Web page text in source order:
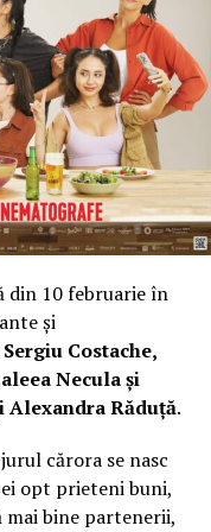
discută cu un
împreună cu
personalitatea ta
pot clarifica
care nu le-ai luat în
de studiu îți
pe care l-ai
tine.
din 10 februarie în
și
Costache,
Necula și
Alexandra Răduță.
cărora se nasc
opt prieteni buni,
mai bine partenerii,